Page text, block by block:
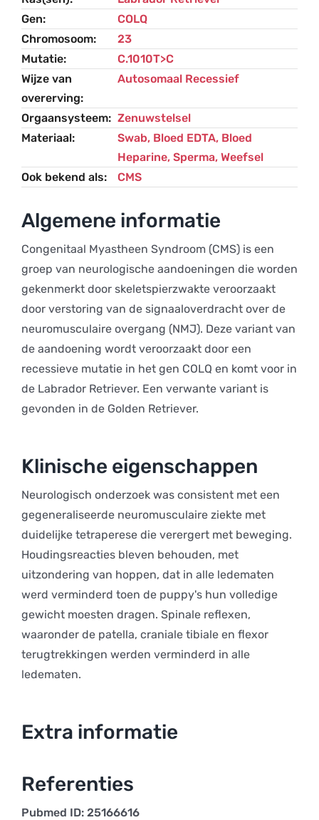
Gen
COLQ
Chromosoom
23
Mutatie
C.1010T>C
Wijze van
overerving
Autosomaal Recessief
Orgaansysteem
Zenuwstelsel
Materiaal
Swab, Bloed EDTA, Bloed
Heparine, Sperma, Weefsel
Ook bekend als
CMS
Algemene informatie
Congenitaal Myastheen Syndroom (CMS) is een
groep van neurologische aandoeningen die worden
gekenmerkt door skeletspierzwakte veroorzaakt
door verstoring van de signaaloverdracht over de
neuromusculaire overgang (NMJ). Deze variant van
de aandoening wordt veroorzaakt door een
recessieve mutatie in het gen COLQ en komt voor in
de Labrador Retriever. Een verwante variant is
gevonden in de Golden Retriever.
Klinische eigenschappen
Neurologisch onderzoek was consistent met een
gegeneraliseerde neuromusculaire ziekte met
duidelijke tetraperese die verergert met beweging.
Houdingsreacties bleven behouden, met
uitzondering van hoppen, dat in alle ledematen
werd verminderd toen de puppy's hun volledige
gewicht moesten dragen. Spinale reflexen,
waaronder de patella, craniale tibiale en flexor
terugtrekkingen werden verminderd in alle
ledematen.
Extra informatie
Referenties
Pubmed ID: 25166616